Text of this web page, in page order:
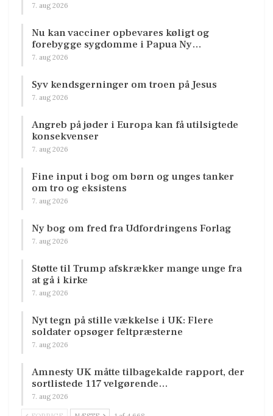
7. aug 2026
Nu kan vacciner opbevares køligt og
forebygge sygdomme i Papua Ny…
7. aug 2026
Syv kendsgerninger om troen på Jesus
7. aug 2026
Angreb på jøder i Europa kan få utilsigtede
konsekvenser
7. aug 2026
Fine input i bog om børn og unges tanker
om tro og eksistens
7. aug 2026
Ny bog om fred fra Udfordringens Forlag
7. aug 2026
Støtte til Trump afskrækker mange unge fra
at gå i kirke
7. aug 2026
Nyt tegn på stille vækkelse i UK: Flere
soldater opsøger feltpræsterne
7. aug 2026
Amnesty UK måtte tilbagekalde rapport, der
sortlistede 117 velgørende…
7. aug 2026